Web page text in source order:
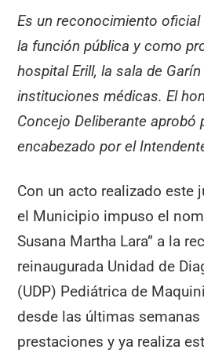
Es un reconocimiento
la función pública y como
hospital Erill, la sala de
instituciones médicas. El
Concejo Deliberante aprobó
encabezado por el
Con un acto realizado este
el Municipio impuso el
Susana Martha Lara” a la
reinaugurada Unidad de
(UDP) Pediátrica de
desde las últimas
prestaciones y ya realiza